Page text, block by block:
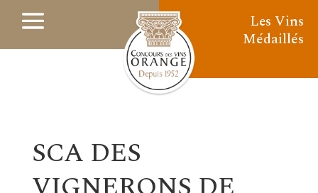
Les Vins
Médaillés
SCA DES